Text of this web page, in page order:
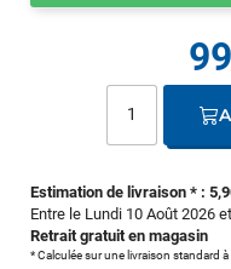
Estimation de livraison * :
Entre le Lundi 10 Août 2026
Retrait gratuit en magasin
* Calculée sur une livraison standard